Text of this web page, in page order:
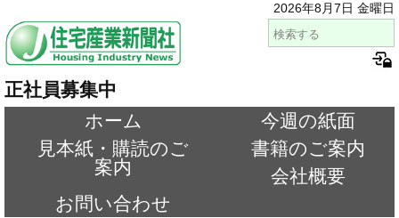
2026年8月7日 金曜日
正社員募集中
ホーム
今週の紙面
見本紙・購読のご
案内
書籍のご案内
会社概要
お問い合わせ